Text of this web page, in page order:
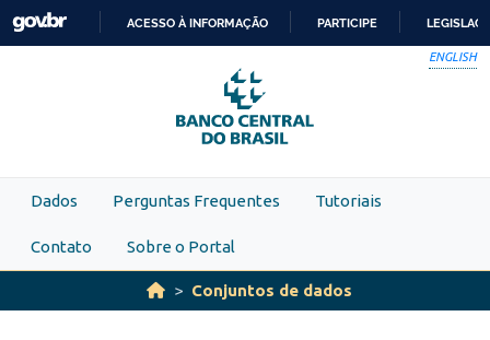
Skip to main content
PARA
O
CONTEÚDO
ACESSO À INFORMAÇÃO PARTICIPE
ENGLISH
Dados Perguntas Frequentes Tutoriais
Contato Sobre o Portal
Conjuntos de dados